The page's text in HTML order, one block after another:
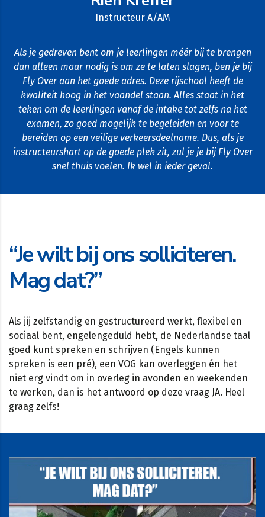
Instructeur A/AM
Als je gedreven bent om je leerlingen méér bij te brengen
dan alleen maar nodig is om ze te laten slagen, ben je bij
Fly Over aan het goede adres. Deze rijschool heeft de
kwaliteit hoog in het vaandel staan. Alles staat in het
teken om de leerlingen vanaf de intake tot zelfs na het
examen, zo goed mogelijk te begeleiden en voor te
bereiden op een veilige verkeersdeelname. Dus, als je
instructeurshart op de goede plek zit, zul je je bij Fly Over
snel thuis voelen. Ik wel in ieder geval.
“Je wilt bij ons solliciteren.
Mag dat?”
Als jij zelfstandig en gestructureerd werkt, flexibel en
sociaal bent, engelengeduld hebt, de Nederlandse taal
goed kunt spreken en schrijven (Engels kunnen
spreken is een pré), een VOG kan overleggen én het
niet erg vindt om in overleg in avonden en weekenden
te werken, dan is het antwoord op deze vraag JA. Heel
graag zelfs!